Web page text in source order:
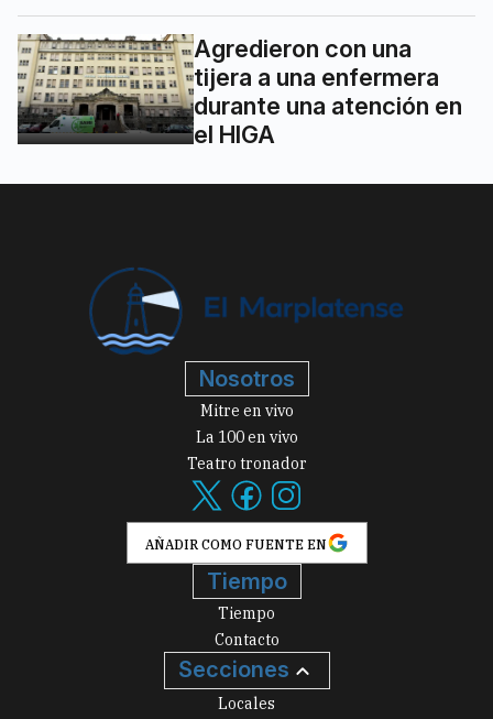
Agredieron con una
tijera a una enfermera
durante una atención en
el HIGA
Nosotros
Mitre en vivo
La 100 en vivo
Teatro tronador
AÑADIR COMO FUENTE EN
Tiempo
Tiempo
Contacto
Secciones
Locales